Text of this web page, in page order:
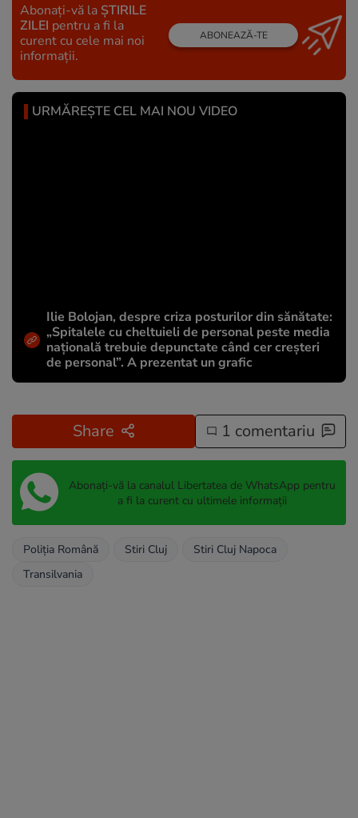
Abonați-vă la ȘTIRILE
ZILEI pentru a fi la
curent cu cele mai noi
informații.
ABONEAZĂ-TE
URMĂREȘTE CEL MAI NOU VIDEO
Ilie Bolojan, despre criza posturilor din sănătate:
„Spitalele cu cheltuieli de personal peste media
națională trebuie depunctate când cer creșteri
de personal”. A prezentat un grafic
Share 1 comentariu
Abonați-vă la canalul Libertatea de WhatsApp pentru
a fi la curent cu ultimele informații
Poliția Română Stiri Cluj
Stiri Cluj Napoca
Transilvania